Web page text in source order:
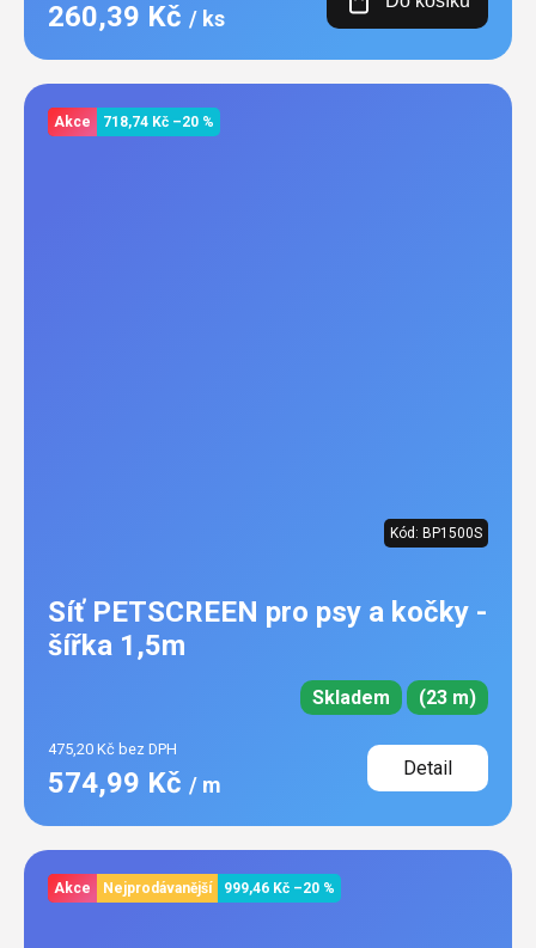
260,39 Kč / ks
Akce 718,74 Kč –20 %
Kód: BP1500S
Síť PETSCREEN pro psy a kočky -
šířka 1,5m
Skladem (23 m)
475,20 Kč bez DPH
574,99 Kč / m
Detail
Akce Nejprodávanější 999,46 Kč –20 %